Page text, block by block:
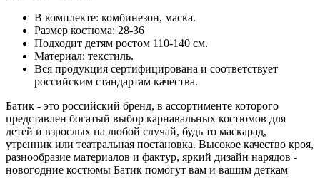
В комплекте: комбинезон, маска.
Размер костюма: 28-36
Подходит детям ростом 110-140 см.
Материал: текстиль.
Вся продукция сертифицирована и соответствует
российским стандартам качества.
Батик - это российский бренд, в ассортименте которого
представлен богатый выбор карнавальных костюмов для
детей и взрослых на любой случай, будь то маскарад,
утренник или театральная постановка. Высокое качество кроя,
разнообразие материалов и фактур, яркий дизайн нарядов -
новогодние костюмы Батик помогут вам и вашим деткам